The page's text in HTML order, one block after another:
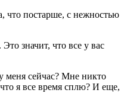
что постарше, с нежностью
значит, что все у вас
меня сейчас? Мне никто
я все время сплю? И еще,